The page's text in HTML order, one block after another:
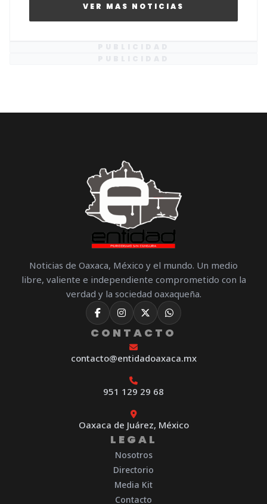
VER MAS NOTICIAS
Noticias de Oaxaca, México y el mundo. Un medio
libre, valiente e independiente comprometido con la
verdad y la sociedad oaxaqueña.
CONTACTO
contacto@entidadoaxaca.mx
951 129 29 68
Oaxaca de Juárez, México
LEGAL
Nosotros
Directorio
Media Kit
Contacto